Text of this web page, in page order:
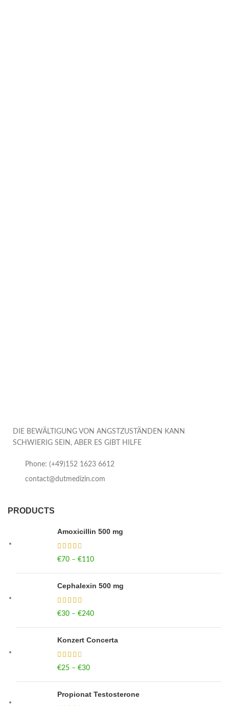
DIE BEWÄLTIGUNG VON ANGSTZUSTÄNDEN KANN
SCHWIERIG SEIN, ABER ES GIBT HILFE
Phone: (+49)152 1623 6612
contact@dutmedizin.com
PRODUCTS
Amoxicillin 500 mg
€70 – €110
Cephalexin 500 mg
€30 – €240
Konzert Concerta
€25 – €30
Propionat Testosterone